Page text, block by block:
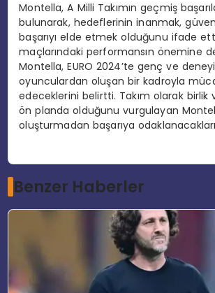
Montella, A Milli Takımın geçmiş
bulunarak, hedeflerinin inanmak,
başarıyı elde etmek olduğunu ifade etti.
maçlarındaki performansın önemine
Montella, EURO 2024’te genç ve
oyunculardan oluşan bir kadroyla
edeceklerini belirtti. Takım olarak birlik
ön planda olduğunu vurgulayan
oluşturmadan başarıya
Benzer Haberler